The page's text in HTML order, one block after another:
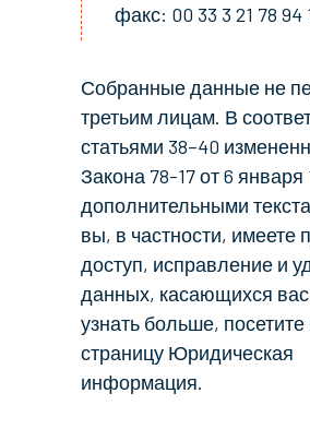
факс: 00 33 3 21 78 94
Собранные данные не
третьим лицам. В
статьями 38–40
Закона 78-17 от 6 января
дополнительными
вы, в частности, имеете
доступ, исправление и
данных, касающихся
узнать больше,
страницу Юридическая
информация.